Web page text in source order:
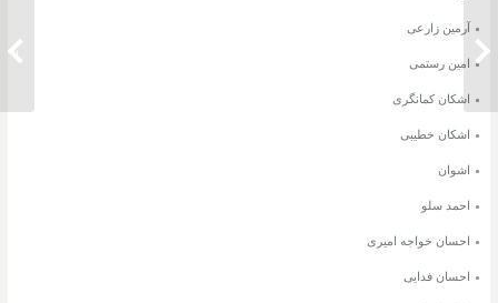
آرمین زارعی
امین رستمی
اشکان کمانگری
اشکان خطیبی
اشوان
احمد سلو
احسان خواجه امیری
احسان فدایی